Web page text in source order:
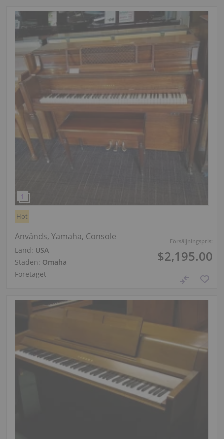
Försäljningspris:
$2,195.00
Hot
Används, Yamaha, Console
Land: USA
Staden: Omaha
Företaget